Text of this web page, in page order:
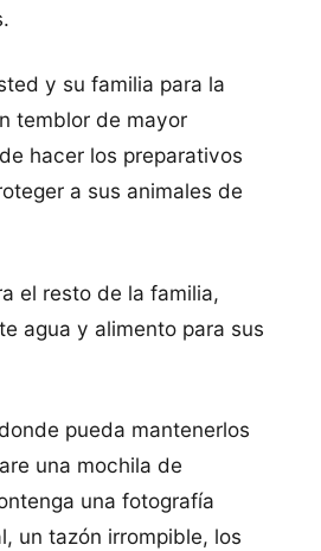
y su familia para la
temblor de mayor
hacer los preparativos
a sus animales de
el resto de la familia,
agua y alimento para sus
pueda mantenerlos
una mochila de
una fotografía
un tazón irrompible, los